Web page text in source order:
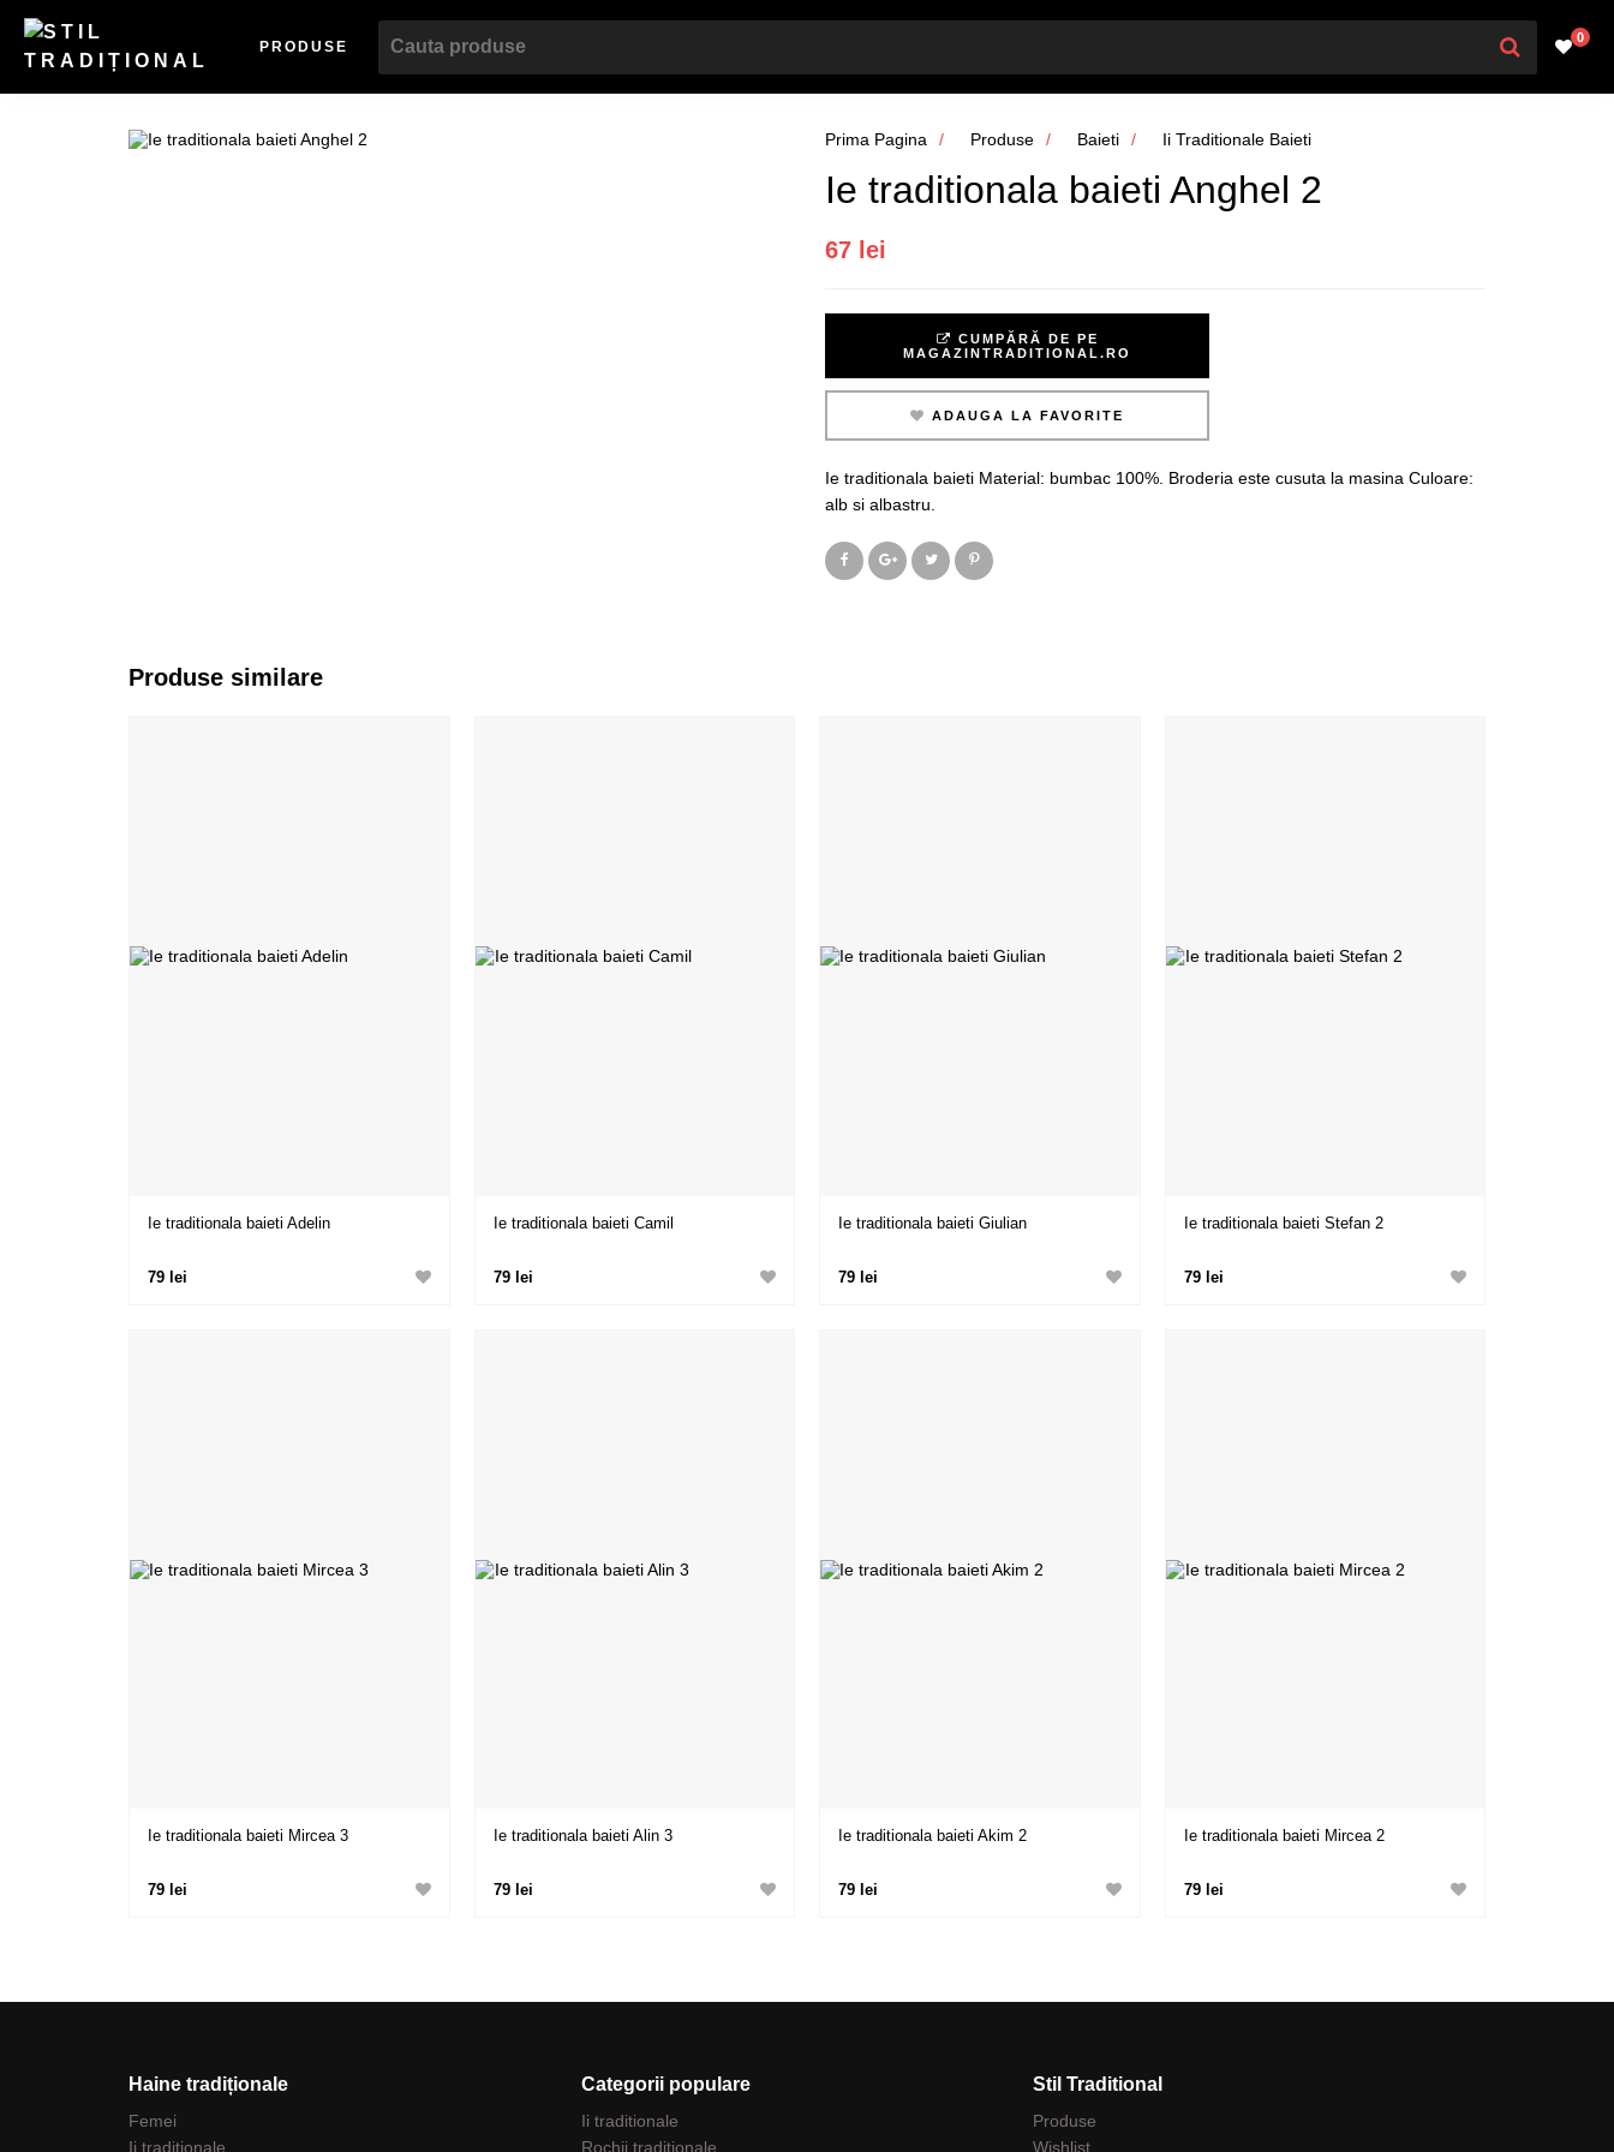
PRODUSE
0
Prima Pagina Produse Baieti Ii Traditionale Baieti
Ie traditionala baieti Anghel 2
67 lei
CUMPĂRĂ DE PE
MAGAZINTRADITIONAL.RO
ADAUGA LA FAVORITE
Ie traditionala baieti Material: bumbac 100%. Broderia este cusuta la masina Culoare:
alb si albastru.
Produse similare
Ie traditionala baieti Adelin
79 lei
Ie traditionala baieti Camil
79 lei
Ie traditionala baieti Giulian
79 lei
Ie traditionala baieti Stefan 2
79 lei
Ie traditionala baieti Mircea 3
79 lei
Ie traditionala baieti Alin 3
79 lei
Ie traditionala baieti Akim 2
79 lei
Ie traditionala baieti Mircea 2
79 lei
Haine tradiționale
Femei
Ii traditionale
Categorii populare
Ii traditionale
Rochii traditionale
Stil Traditional
Produse
Wishlist